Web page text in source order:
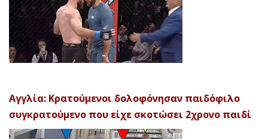
Αγγλία: Κρατούμενοι δολοφόνησαν παιδόφιλο
συγκρατούμενο που είχε σκοτώσει 2χρονο παιδί